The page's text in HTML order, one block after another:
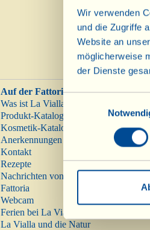
Wir verwenden
und die Zugriffe
Website an
möglicherweise
der Dienste
Auf der Fattoria
Was ist La Vialla
Produkt-Katalog
Kosmetik-Katalog
Anerkennungen
Kontakt
Rezepte
Nachrichten von der
Fattoria
Webcam
Ferien bei La Vialla
La Vialla und die Natur